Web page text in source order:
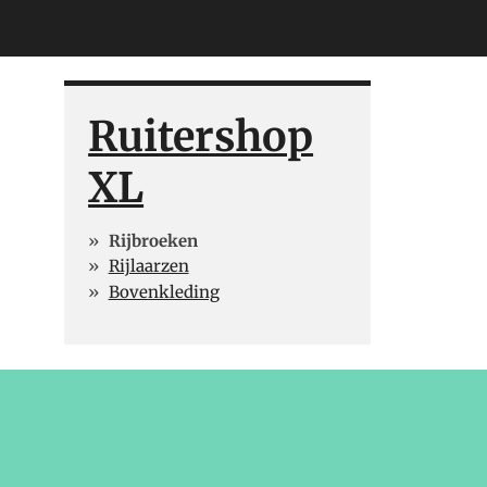
Ruitershop
XL
Rijbroeken
Rijlaarzen
Bovenkleding